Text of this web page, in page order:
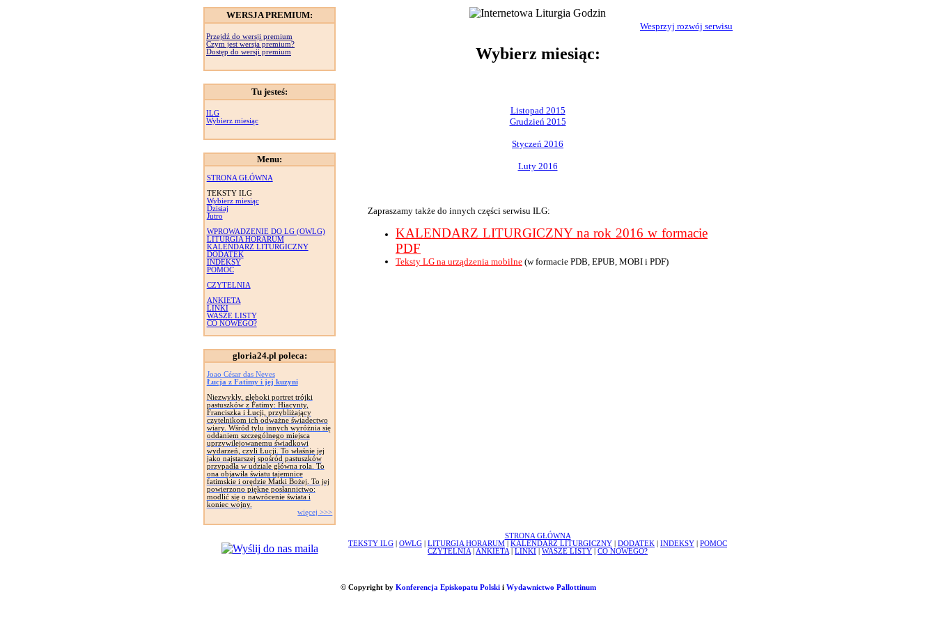
WERSJA PREMIUM:
Przejdź do wersji premium
Czym jest wersja premium?
Dostęp do wersji premium
Tu jesteś:
ILG
Wybierz miesiąc
Menu:
STRONA GŁÓWNA
TEKSTY ILG
Wybierz miesiąc
Dzisiaj
Jutro
WPROWADZENIE DO LG (OWLG)
LITURGIA HORARUM
KALENDARZ LITURGICZNY
DODATEK
INDEKSY
POMOC
CZYTELNIA
ANKIETA
LINKI
WASZE LISTY
CO NOWEGO?
gloria24.pl poleca:
Joao César das Neves
Łucja z Fatimy i jej kuzyni
Niezwykły, głęboki portret trójki
pastuszków z Fatimy: Hiacynty,
Franciszka i Łucji, przybliżający
czytelnikom ich odważne świadectwo
wiary. Wśród tylu innych wyróżnia się
oddaniem szczególnego miejsca
uprzywilejowanemu świadkowi
wydarzeń, czyli Łucji. To właśnie jej
jako najstarszej spośród pastuszków
przypadła w udziale główna rola. To
ona objawiła światu tajemnice
fatimskie i orędzie Matki Bożej. To jej
powierzono piękne posłannictwo:
modlić się o nawrócenie świata i
koniec wojny.
więcej >>>
Wesprzyj rozwój serwisu
Wybierz miesiąc:
Listopad 2015
Grudzień 2015
Styczeń 2016
Luty 2016
Zapraszamy także do innych części serwisu ILG:
KALENDARZ LITURGICZNY na rok 2016 w formacie
PDF
Teksty LG na urządzenia mobilne (w formacie PDB, EPUB, MOBI i PDF)
STRONA GŁÓWNA
TEKSTY ILG
OWLG LITURGIA HORARUM KALENDARZ LITURGICZNY DODATEK INDEKSY
POMOC
CZYTELNIA
ANKIETA LINKI WASZE LISTY CO NOWEGO?
© Copyright by Konferencja Episkopatu Polskii Wydawnictwo Pallottinum